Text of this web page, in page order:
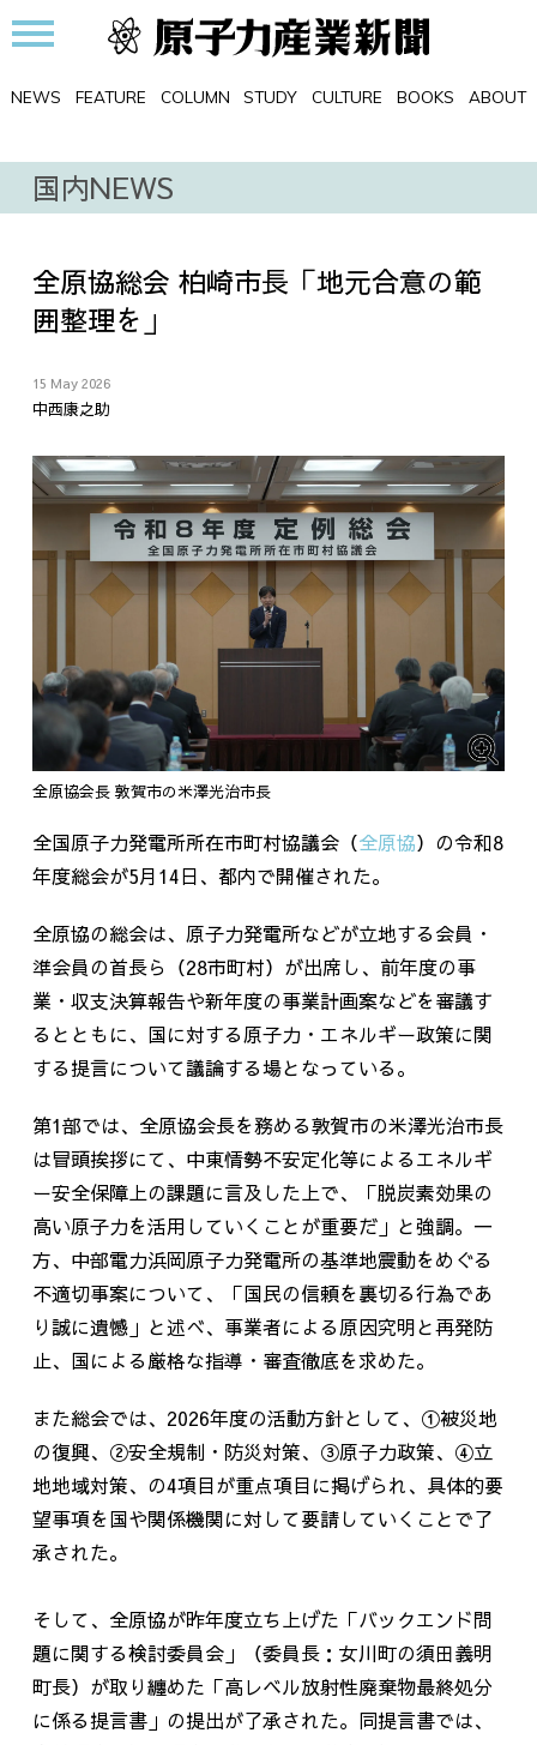
NEWS FEATURE COLUMN STUDY CULTURE BOOKS ABOUT
国内NEWS
全原協総会 柏崎市長「地元合意の範
囲整理を」
15 May 2026
中西康之助
全原協会長 敦賀市の米澤光治市長
全国原子力発電所所在市町村協議会（全原協）の令和8
年度総会が5月14日、都内で開催された。
全原協の総会は、原子力発電所などが立地する会員・
準会員の首長ら（28市町村）が出席し、前年度の事
業・収支決算報告や新年度の事業計画案などを審議す
るとともに、国に対する原子力・エネルギー政策に関
する提言について議論する場となっている。
第1部では、全原協会長を務める敦賀市の米澤光治市長
は冒頭挨拶にて、中東情勢不安定化等によるエネルギ
ー安全保障上の課題に言及した上で、「脱炭素効果の
高い原子力を活用していくことが重要だ」と強調。一
方、中部電力浜岡原子力発電所の基準地震動をめぐる
不適切事案について、「国民の信頼を裏切る行為であ
り誠に遺憾」と述べ、事業者による原因究明と再発防
止、国による厳格な指導・審査徹底を求めた。
また総会では、 2026年度の活動方針として、 ①被災地
の復興、 ②安全規制・防災対策、 ③原子力政策、 ④立
地地域対策、の4項目が重点項目に掲げられ、具体的要
望事項を国や関係機関に対して要請していくことで了
承された。
そして、全原協が昨年度立ち上げた「バックエンド問
題に関する検討委員会」（委員長：女川町の須田義明
町長）が取り纏めた「高レベル放射性廃棄物最終処分
に係る提言書」の提出が了承された。同提言書では、